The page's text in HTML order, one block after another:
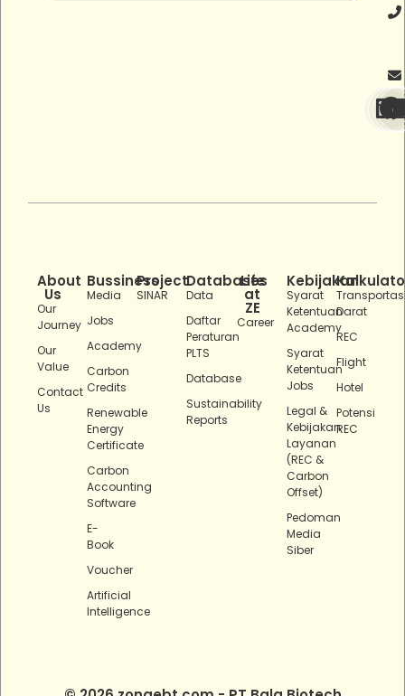
About
Us
Our
Journey
Our
Value
Contact
Us
Bussiness
Media
Jobs
Academy
Carbon
Credits
Renewable
Energy
Certificate
Carbon
Accounting
Software
E-
Book
Voucher
Artificial
Intelligence
Project
SINAR
Databases
Data
Daftar
Peraturan
PLTS
Database
Sustainability
Reports
Life
at
ZE
Career
Kebijakan
Syarat
Ketentuan
Academy
Syarat
Ketentuan
Jobs
Legal &
Kebijakan
Layanan
(REC &
Carbon
Offset)
Pedoman
Media
Siber
Darat
REC
Flight
Hotel
Potensi
REC